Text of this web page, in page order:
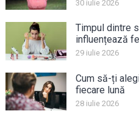
30 iulie 2026
Timpul dintre
influențează
29 iulie 2026
Cum să-ți
fiecare lună
28 iulie 2026